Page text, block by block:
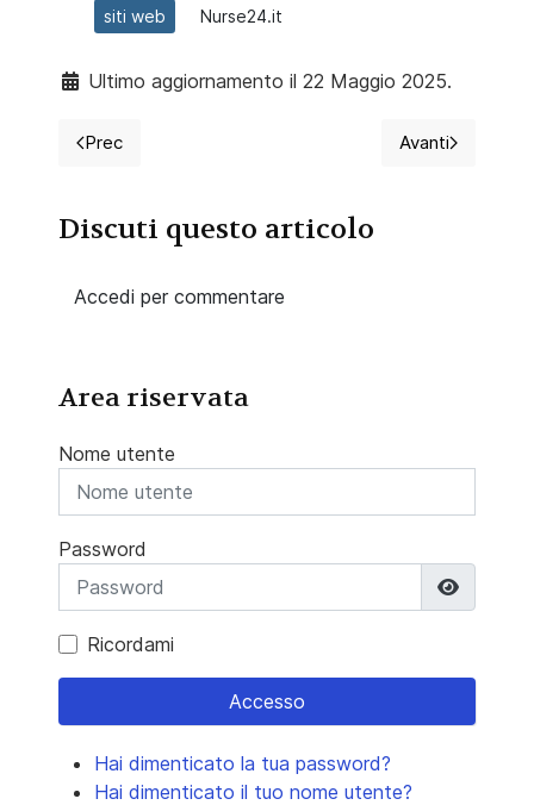
siti web Nurse24.it
Ultimo aggiornamento il 22 Maggio 2025.
Articolo precedente: Gli infermieri su twitter
Prec Articolo
Avanti
Discuti questo articolo
Accedi per commentare
Area riservata
Nome utente
Password
Ricordami
Accesso
Hai dimenticato la tua password?
Hai dimenticato il tuo nome utente?